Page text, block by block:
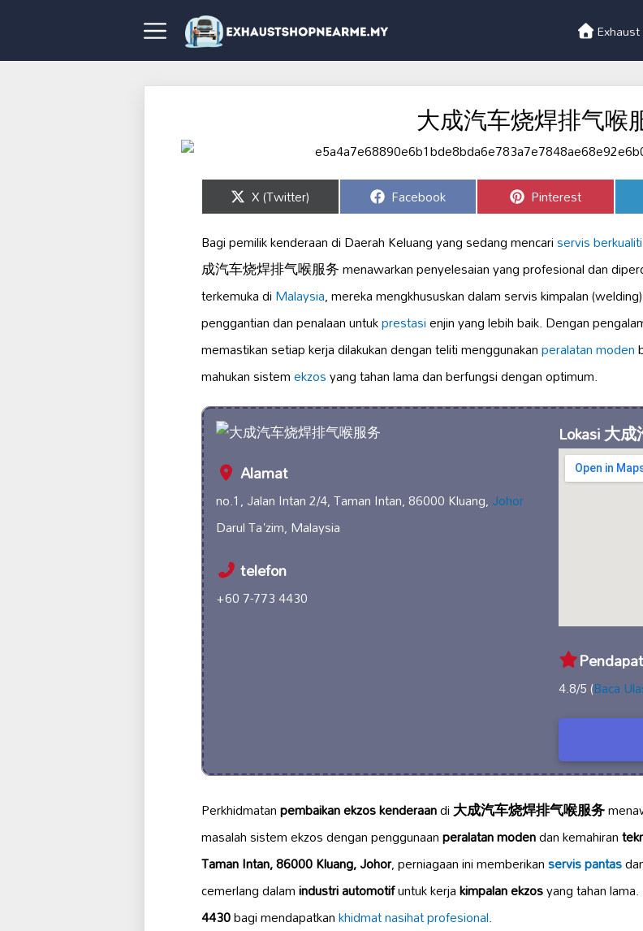
大成汽车烧焊排气喉
Share
on
X (Twitter) Share
on
Facebook Share
on
Pinterest
Bagi pemilik kenderaan di Daerah Keluang yang sedang mencariservis berkualiti
成汽车烧焊排气喉服务 menawarkan penyelesaian yang profesional dan
terkemuka diMalaysia, mereka mengkhususkan dalam servis kimpalan
penggantian dan penalaan untukprestasienjin yang lebih baik. Dengan
memastikan setiap kerja dilakukan dengan teliti menggunakanperalatan moden
mahukan sistemekzosyang tahan lama dan berfungsi dengan optimum.
Alamat
no.1, Jalan Intan 2/4, Taman Intan, 86000 Kluang,Johor
Darul Ta'zim, Malaysia
telefon
+60 7-773 4430
Lokasi 大
Pendapat
4.8/5 (Baca
Perkhidmatanpembaikan ekzos kenderaandi大成汽车烧焊排气喉服务
masalah sistem ekzos dengan penggunaanperalatan modendan kemahiran
Taman Intan, 86000 Kluang, Johor, perniagaan ini memberikanservis pantas
cemerlang dalamindustri automotifuntuk kerjakimpalan ekzosyang tahan
4430bagi mendapatkankhidmat nasihat profesional.